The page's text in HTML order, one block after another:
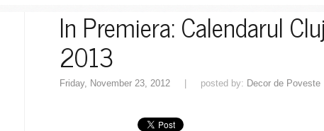
In Premiera: Calendarul
2013
Friday, November 23, 2012 | posted by: Decor de Poveste